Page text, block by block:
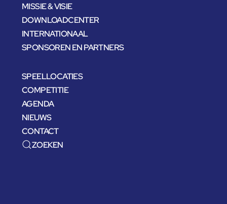
MISSIE & VISIE
DOWNLOADCENTER
INTERNATIONAAL
SPONSOREN EN PARTNERS
SPEELLOCATIES
COMPETITIE
AGENDA
NIEUWS
CONTACT
ZOEKEN